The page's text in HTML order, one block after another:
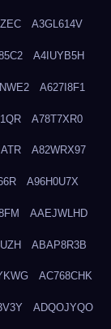
A3GL614V
A4IUYB5H
A627I8F1
A78T7XR0
A82WRX97
A96H0U7X
AAEJWLHD
ABAP8R3B
AC768CHK
ADQOJYQO